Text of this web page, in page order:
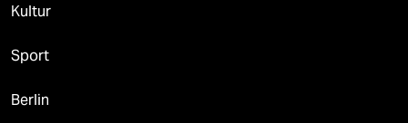
Kultur
Sport
Berlin